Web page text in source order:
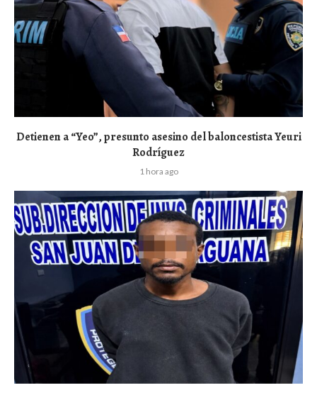
Detienen a “Yeo”, presunto asesino del baloncestista Yeuri
Rodríguez
1 hora ago